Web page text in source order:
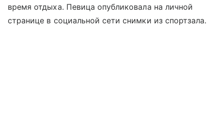
время отдыха. Певица опубликовала на личной
странице в социальной сети снимки из спортзала.